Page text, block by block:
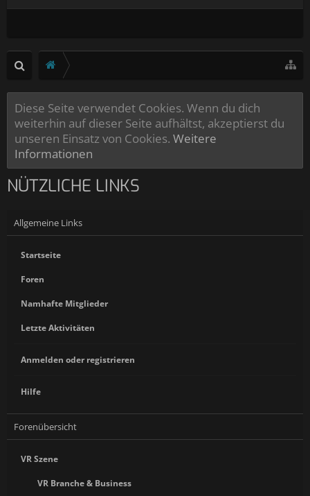
Diese Seite verwendet Cookies. Wenn du dich
weiterhin auf dieser Seite aufhältst, akzeptierst du
unseren Einsatz von Cookies. Weitere
Informationen
NÜTZLICHE LINKS
Allgemeine Links
Startseite
Foren
Namhafte Mitglieder
Letzte Aktivitäten
Anmelden oder registrieren
Hilfe
Forenübersicht
VR Szene
VR Branche & Business